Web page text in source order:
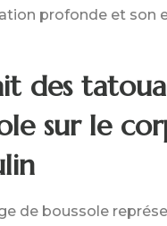
profonde et son
des
sur le
de boussole